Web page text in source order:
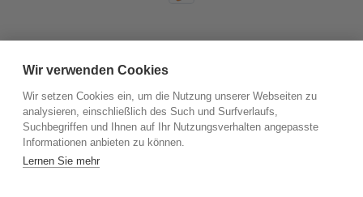
Wir verwenden Cookies
Wir setzen Cookies ein, um die Nutzung unserer Webseiten zu
analysieren, einschließlich des Such und Surfverlaufs,
Suchbegriffen und Ihnen auf Ihr Nutzungsverhalten angepasste
Informationen anbieten zu können.
Lernen Sie mehr